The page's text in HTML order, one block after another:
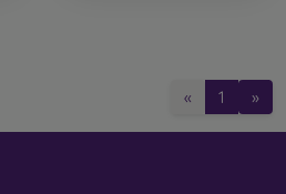
« 1 »